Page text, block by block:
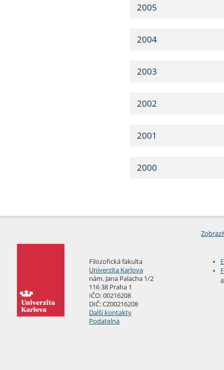
2005
2004
2003
2002
2001
2000
Filozofická fakulta
Univerzita Karlova
nám. Jana Palacha 1/2
116 38 Praha 1
IČO: 00216208
DIČ: CZ00216208
Další kontakty
Podatelna